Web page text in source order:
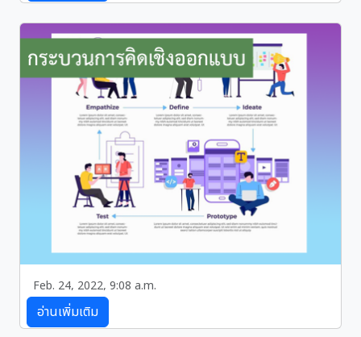
Thinking) เป็นเครื่องมือสำคัญที่ใช้ในการสร้างนวัตกรรม
ได้เป็นอย่างดี
Feb. 24, 2022, 9:08 a.m.
กระบวนการคิดเชิงออกแบบ
กระบวนการคิดเชิงออกแบบ คือ กระบวนการคิดเพื่อแก้ไข
อ่านเพิ่มเติม